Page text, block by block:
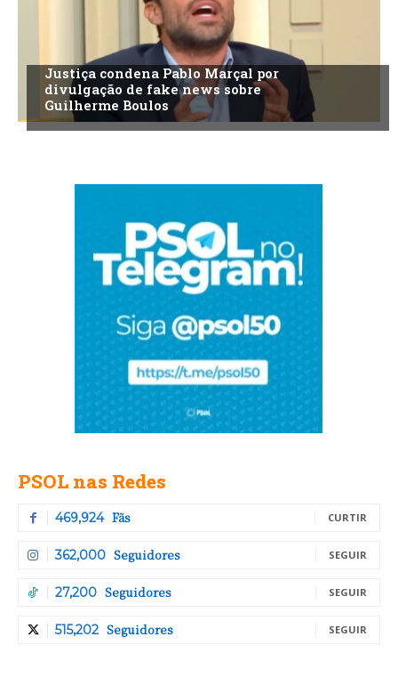
Justiça condena Pablo Marçal por
divulgação de fake news sobre
Guilherme Boulos
PSOL nas Redes
469,924 Fãs CURTIR
362,000 Seguidores SEGUIR
27,200 Seguidores SEGUIR
515,202 Seguidores SEGUIR